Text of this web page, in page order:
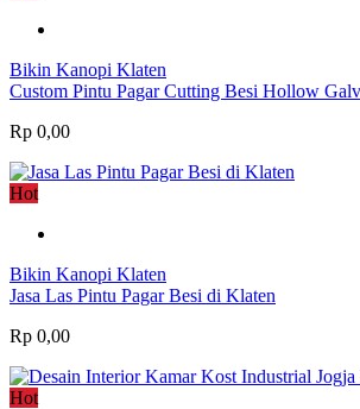
Bikin Kanopi Klaten
Custom Pintu Pagar Cutting Besi Hollow
Rp 0,00
Hot
Bikin Kanopi Klaten
Jasa Las Pintu Pagar Besi di Klaten
Rp 0,00
Hot